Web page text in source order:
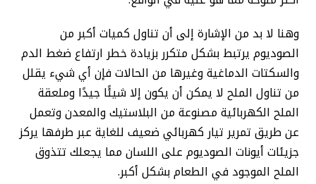
وهنا لا بد من الإشارة إلى أن تناول كميات أكبر من
الصوديوم يرتبط بشكل متكرر بزيادة خطر ارتفاع ضغط الدم
والسكتات الدماغية وغيرها من الحالات فإن أي شيء يقلل
من تناول الملح لا يمكن أن يكون إلا شيئًا جيدًا وملعقة
الملح الكهربائية مصنوعة من البلاستيك والمعدن وتعمل
عن طريق تمرير تيار كهربائي ضعيف للغاية عبر طرفها يركز
جزيئات أيونات الصوديوم على اللسان مما يجعلك تتذوق
الملح الموجود في الطعام بشكل أكبر.